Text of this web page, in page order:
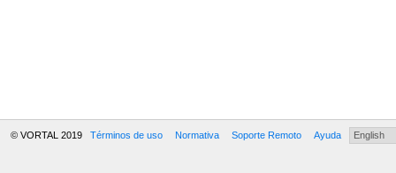
© VORTAL 2019 Términos de uso Normativa Soporte Remoto Ayuda